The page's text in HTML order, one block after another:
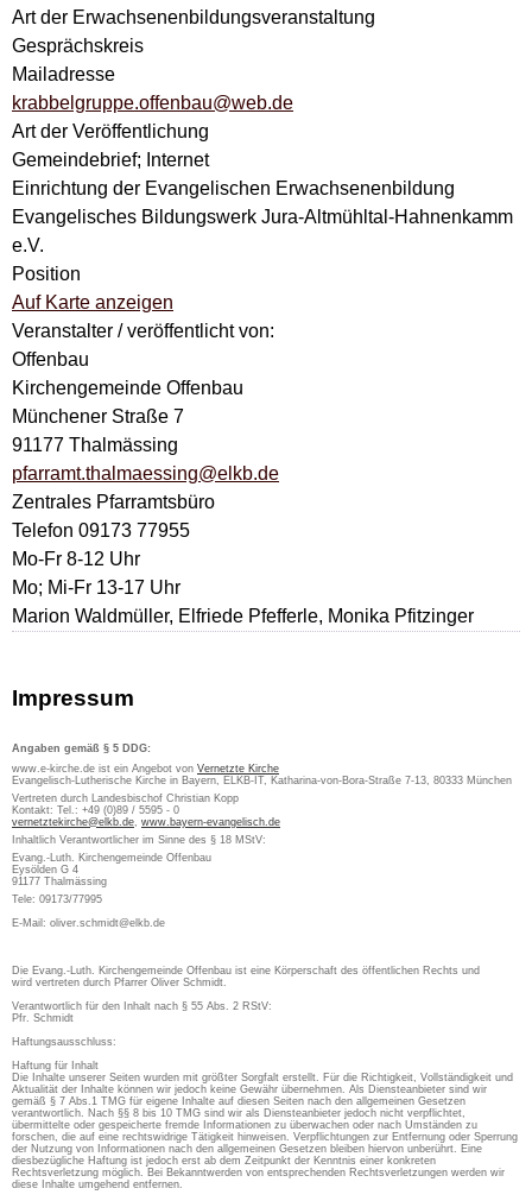
Art der Erwachsenenbildungsveranstaltung
Gesprächskreis
Mailadresse
krabbelgruppe.offenbau@web.de
Art der Veröffentlichung
Gemeindebrief; Internet
Einrichtung der Evangelischen Erwachsenenbildung
Evangelisches Bildungswerk Jura-Altmühltal-Hahnenkamm
e.V.
Position
Auf Karte anzeigen
Veranstalter / veröffentlicht von:
Offenbau
Kirchengemeinde Offenbau
Münchener Straße 7
91177 Thalmässing
pfarramt.thalmaessing@elkb.de
Zentrales Pfarramtsbüro
Telefon 09173 77955
Mo-Fr 8-12 Uhr
Mo; Mi-Fr 13-17 Uhr
Marion Waldmüller, Elfriede Pfefferle, Monika Pfitzinger
Impressum
Angaben gemäß § 5 DDG:
www.e-kirche.de ist ein Angebot von Vernetzte Kirche
Evangelisch-Lutherische Kirche in Bayern, ELKB-IT, Katharina-von-Bora-Straße 7-13, 80333 München
Vertreten durch Landesbischof Christian Kopp
Kontakt: Tel.: +49 (0)89 / 5595 - 0
vernetztekirche@elkb.de, www.bayern-evangelisch.de
Inhaltlich Verantwortlicher im Sinne des § 18 MStV:
Evang.-Luth. Kirchengemeinde Offenbau
Eysölden G 4
91177 Thalmässing
Tele: 09173/77995
E-Mail: oliver.schmidt@elkb.de
Die Evang.-Luth. Kirchengemeinde Offenbau ist eine Körperschaft des öffentlichen Rechts und
wird vertreten durch Pfarrer Oliver Schmidt.
Verantwortlich für den Inhalt nach § 55 Abs. 2 RStV:
Pfr. Schmidt
Haftungsausschluss:
Haftung für Inhalt
Die Inhalte unserer Seiten wurden mit größter Sorgfalt erstellt. Für die Richtigkeit, Vollständigkeit und
Aktualität der Inhalte können wir jedoch keine Gewähr übernehmen. Als Diensteanbieter sind wir
gemäß § 7 Abs.1 TMG für eigene Inhalte auf diesen Seiten nach den allgemeinen Gesetzen
verantwortlich. Nach §§ 8 bis 10 TMG sind wir als Diensteanbieter jedoch nicht verpflichtet,
übermittelte oder gespeicherte fremde Informationen zu überwachen oder nach Umständen zu
forschen, die auf eine rechtswidrige Tätigkeit hinweisen. Verpflichtungen zur Entfernung oder Sperrung
der Nutzung von Informationen nach den allgemeinen Gesetzen bleiben hiervon unberührt. Eine
diesbezügliche Haftung ist jedoch erst ab dem Zeitpunkt der Kenntnis einer konkreten
Rechtsverletzung möglich. Bei Bekanntwerden von entsprechenden Rechtsverletzungen werden wir
diese Inhalte umgehend entfernen.